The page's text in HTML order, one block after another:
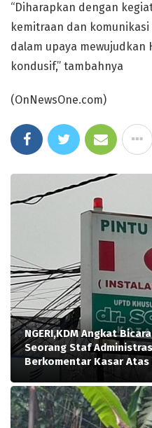
“Diharapkan dengan
kemitraan dan
dalam upaya mewujudkan
kondusif,” tambahnya
(OnNewsOne.com)
NGERI,KDM Angkat
Seorang Staf
Berkomentar Kasar Atas